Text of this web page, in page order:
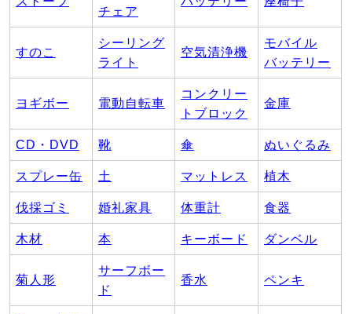
チェア
すのこ
シーリング
ライト
空気清浄機
モバイル
バッテリー
ヨギボー 電動自転車
コンクリー
トブロック
金庫
CD・DVD 靴 傘 ぬいぐるみ
スプレー缶 土 マットレス 植木
伐採ゴミ 婚礼家具 体重計 食器
木材 本 キーボード ダンベル
菊人形
サーフボー
ド
香水 ペンキ